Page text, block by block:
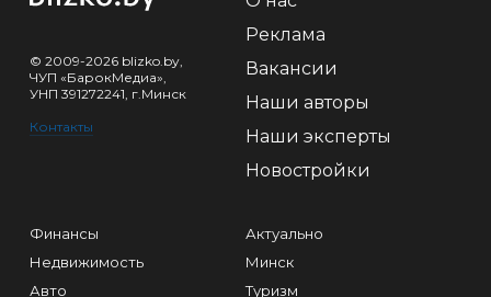
© 2009-2026 blizko.by,
ЧУП «БарокМедиа»,
УНП 391272241, г.Минск
Контакты
Реклама
Вакансии
Наши авторы
Наши эксперты
Новостройки
Финансы
Недвижимость
Авто
Актуально
Минск
Туризм